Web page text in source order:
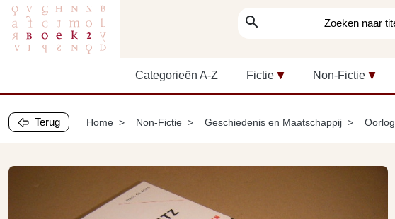
search
Categorieën A-Z Fictie Non-Fictie
Terug Home Non-Fictie Geschiedenis en Maatschappij Oorlog